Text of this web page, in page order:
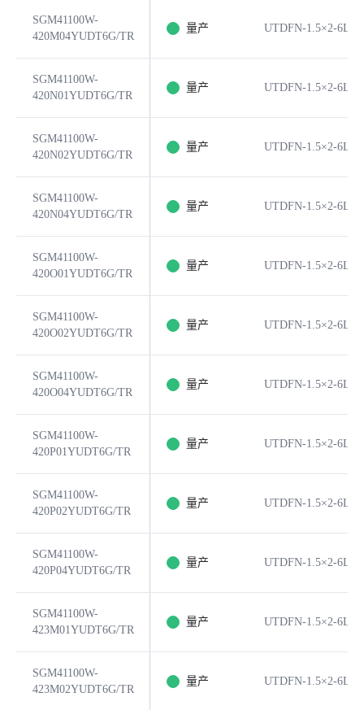
SGM41100W-
420M04YUDT6G/TR
量产 UTDFN-1.5×2-6L
SGM41100W-
420N01YUDT6G/TR
量产 UTDFN-1.5×2-6L
SGM41100W-
420N02YUDT6G/TR
量产 UTDFN-1.5×2-6L
SGM41100W-
420N04YUDT6G/TR
量产 UTDFN-1.5×2-6L
SGM41100W-
420O01YUDT6G/TR
量产 UTDFN-1.5×2-6L
SGM41100W-
420O02YUDT6G/TR
量产 UTDFN-1.5×2-6L
SGM41100W-
420O04YUDT6G/TR
量产 UTDFN-1.5×2-6L
SGM41100W-
420P01YUDT6G/TR
量产 UTDFN-1.5×2-6L
SGM41100W-
420P02YUDT6G/TR
量产 UTDFN-1.5×2-6L
SGM41100W-
420P04YUDT6G/TR
量产 UTDFN-1.5×2-6L
SGM41100W-
423M01YUDT6G/TR
量产 UTDFN-1.5×2-6L
SGM41100W-
423M02YUDT6G/TR
量产 UTDFN-1.5×2-6L